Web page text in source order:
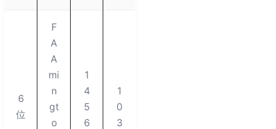
6
位
F
A
A
mi
n
gt
o
1
4
5
6
1
0
3